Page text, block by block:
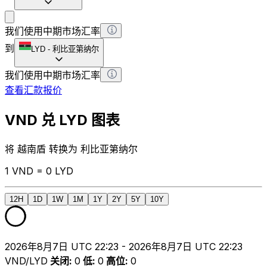
我们使用中期市场汇率
到
LYD - 利比亚第纳尔
我们使用中期市场汇率
查看汇款报价
VND 兑 LYD 图表
将 越南盾 转换为 利比亚第纳尔
1 VND = 0 LYD
12H 1D 1W 1M 1Y 2Y 5Y 10Y
2026年8月7日 UTC 22:23 - 2026年8月7日 UTC 22:23
VND/LYD 关闭: 0 低: 0 高位: 0